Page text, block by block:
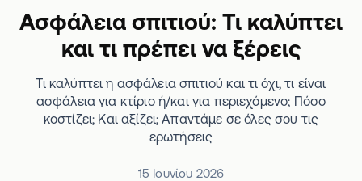
Ασφάλεια σπιτιού: Τι καλύπτει
και τι πρέπει να ξέρεις
Τι καλύπτει η ασφάλεια σπιτιού και τι όχι, τι είναι
ασφάλεια για κτίριο ή/και για περιεχόμενο; Πόσο
κοστίζει; Και αξίζει; Απαντάμε σε όλες σου τις
ερωτήσεις
15 Ιουνίου 2026